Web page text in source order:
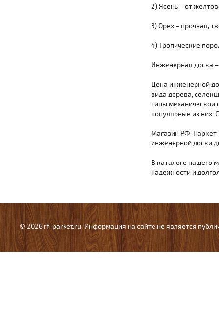
2) Ясень – от
3) Орех – прочная,
4) Тропические
Инженерная доска
Цена инженерной
вида дерева,
типы механической
популярные из них:
Магазин РФ-Паркет
инженерной доски
В каталоге нашего
надежности и
© 2026 rf-parket.ru. Информация на сайте не является